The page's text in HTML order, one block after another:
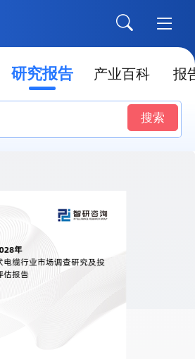
研究报告 产业百科 报
搜索